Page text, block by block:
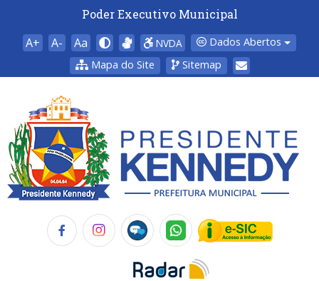
Poder Executivo Municipal
A+ A- Aa NVDA
Dados Abertos
Mapa do Site
Sitemap